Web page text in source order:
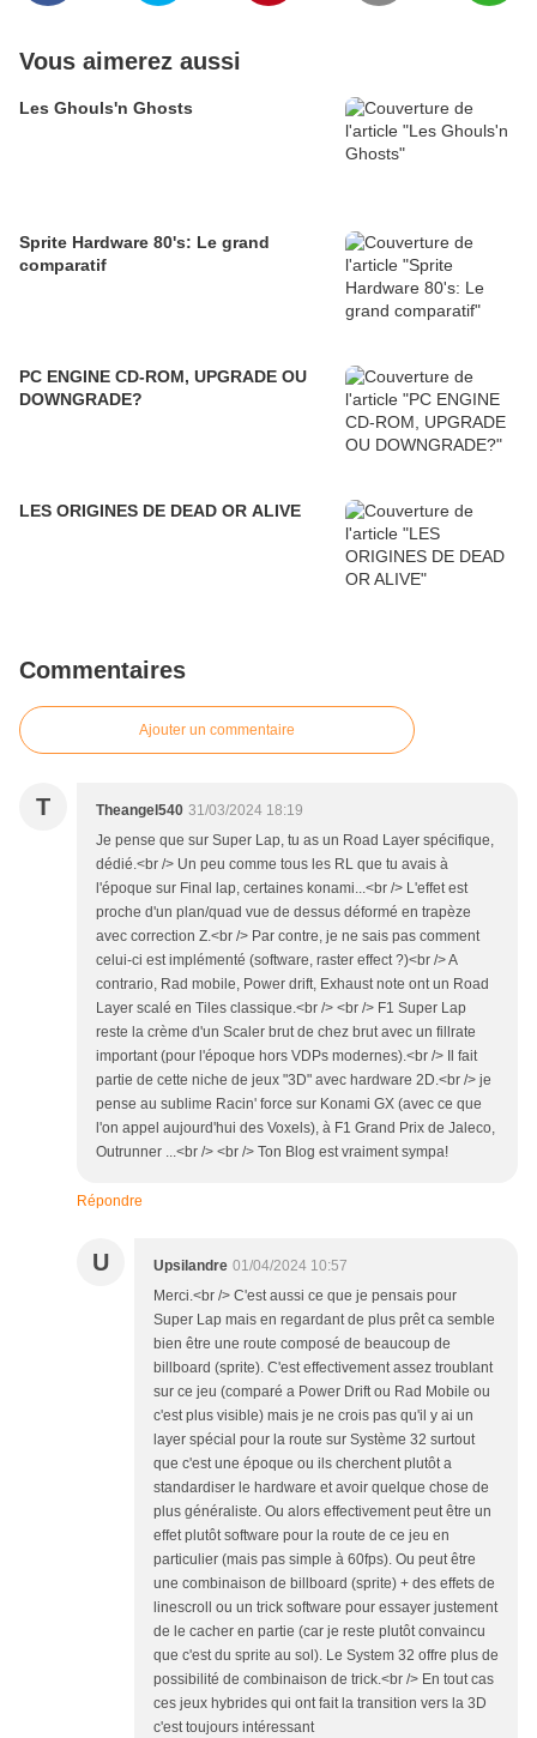
Vous aimerez aussi
Les Ghouls'n Ghosts
Sprite Hardware 80's: Le grand
comparatif
PC ENGINE CD-ROM, UPGRADE OU
DOWNGRADE?
LES ORIGINES DE DEAD OR ALIVE
Commentaires
Ajouter un commentaire
T Theangel540 31/03/2024 18:19
Je pense que sur Super Lap, tu as un Road Layer spécifique,
dédié.<br /> Un peu comme tous les RL que tu avais à
l'époque sur Final lap, certaines konami...<br /> L'effet est
proche d'un plan/quad vue de dessus déformé en trapèze
avec correction Z.<br /> Par contre, je ne sais pas comment
celui-ci est implémenté (software, raster effect ?)<br /> A
contrario, Rad mobile, Power drift, Exhaust note ont un Road
Layer scalé en Tiles classique.<br /> <br /> F1 Super Lap
reste la crème d'un Scaler brut de chez brut avec un fillrate
important (pour l'époque hors VDPs modernes).<br /> Il fait
partie de cette niche de jeux "3D" avec hardware 2D.<br /> je
pense au sublime Racin' force sur Konami GX (avec ce que
l'on appel aujourd'hui des Voxels), à F1 Grand Prix de Jaleco,
Outrunner ...<br /> <br /> Ton Blog est vraiment sympa!
Répondre
U Upsilandre 01/04/2024 10:57
Merci.<br /> C'est aussi ce que je pensais pour
Super Lap mais en regardant de plus prêt ca semble
bien être une route composé de beaucoup de
billboard (sprite). C'est effectivement assez troublant
sur ce jeu (comparé a Power Drift ou Rad Mobile ou
c'est plus visible) mais je ne crois pas qu'il y ai un
layer spécial pour la route sur Système 32 surtout
que c'est une époque ou ils cherchent plutôt a
standardiser le hardware et avoir quelque chose de
plus généraliste. Ou alors effectivement peut être un
effet plutôt software pour la route de ce jeu en
particulier (mais pas simple à 60fps). Ou peut être
une combinaison de billboard (sprite) + des effets de
linescroll ou un trick software pour essayer justement
de le cacher en partie (car je reste plutôt convaincu
que c'est du sprite au sol). Le System 32 offre plus de
possibilité de combinaison de trick.<br /> En tout cas
ces jeux hybrides qui ont fait la transition vers la 3D
c'est toujours intéressant